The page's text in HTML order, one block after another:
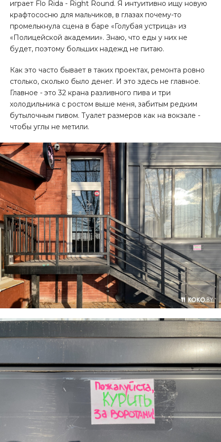
играет Flo Rida - Right Round. Я интуитивно ищу новую
крафтососню для мальчиков, в глазах почему-то
промелькнула сцена в баре «Голубая устрица» из
«Полицейской академии». Знаю, что еды у них не
будет, поэтому больших надежд не питаю.
Как это часто бывает в таких проектах, ремонта ровно
столько, сколько было денег. И это здесь не главное.
Главное - это 32 крана разливного пива и три
холодильника с ростом выше меня, забитым редким
бутылочным пивом. Туалет размеров как на вокзале -
чтобы углы не метили.